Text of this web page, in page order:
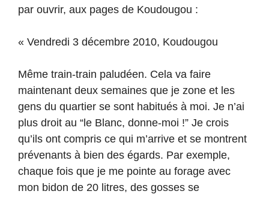
par ouvrir, aux pages de Koudougou :
« Vendredi 3 décembre 2010, Koudougou
Même train-train paludéen. Cela va faire
maintenant deux semaines que je zone et les
gens du quartier se sont habitués à moi. Je n’ai
plus droit au “le Blanc, donne-moi !” Je crois
qu’ils ont compris ce qui m’arrive et se montrent
prévenants à bien des égards. Par exemple,
chaque fois que je me pointe au forage avec
mon bidon de 20 litres, des gosses se